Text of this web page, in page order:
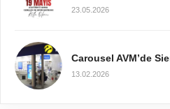
23.05.2026
Carousel AVM’de
13.02.2026